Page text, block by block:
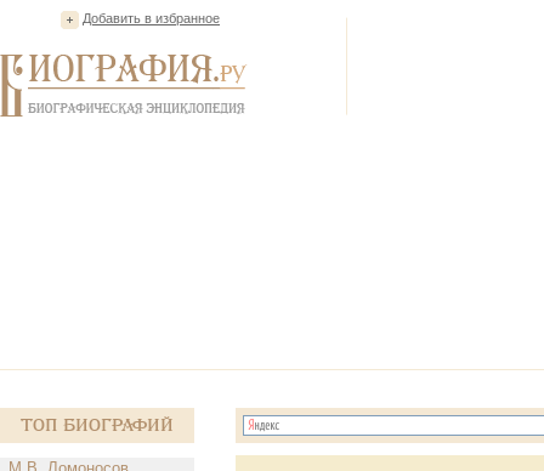
Добавить в избранное
Топ Биографий